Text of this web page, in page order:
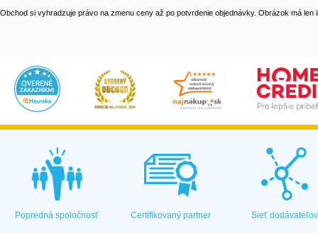
Obchod si vyhradzuje právo na zmenu ceny až po potvrdenie objednávky. Obrázok má len
Popredná spoločnosť Certifikovaný partner Sieť dodávateľov